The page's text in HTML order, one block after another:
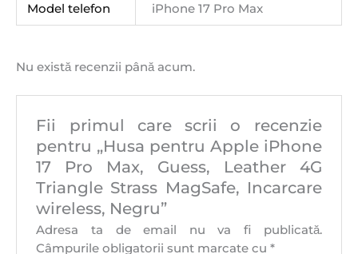
Model telefon iPhone 17 Pro Max
Nu există recenzii până acum.
Fii primul care scrii o recenzie
pentru „Husa pentru Apple iPhone
17 Pro Max, Guess, Leather 4G
Triangle Strass MagSafe, Incarcare
wireless, Negru”
Adresa ta de email nu va fi publicată.
Câmpurile obligatorii sunt marcate cu*